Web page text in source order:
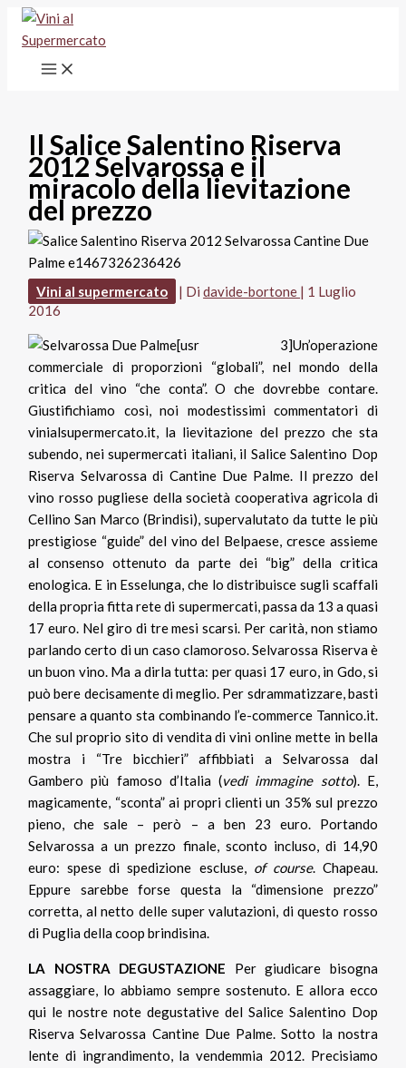
Vai
contenuto
Il Salice Salentino Riserva
2012 Selvarossa e il
miracolo della lievitazione
del prezzo
Vini al supermercato | Didavide-bortone | 1 Luglio
2016
[usr 3]Un’operazione
commerciale di proporzioni “globali”, nel mondo della
critica del vino “che conta”. O che dovrebbe contare.
Giustifichiamo così, noi modestissimi commentatori di
vinialsupermercato.it, la lievitazione del prezzo che sta
subendo, nei supermercati italiani, il Salice Salentino Dop
Riserva Selvarossa di Cantine Due Palme. Il prezzo del
vino rosso pugliese della società cooperativa agricola di
Cellino San Marco (Brindisi), supervalutato da tutte le più
prestigiose “guide” del vino del Belpaese, cresce assieme
al consenso ottenuto da parte dei “big” della critica
enologica. E in Esselunga, che lo distribuisce sugli scaffali
della propria fitta rete di supermercati, passa da 13 a quasi
17 euro. Nel giro di tre mesi scarsi. Per carità, non stiamo
parlando certo di un caso clamoroso. Selvarossa Riserva è
un buon vino. Ma a dirla tutta: per quasi 17 euro, in Gdo, si
può bere decisamente di meglio. Per sdrammatizzare, basti
pensare a quanto sta combinando l’e-commerce Tannico.it.
Che sul proprio sito di vendita di vini online mette in bella
mostra i “Tre bicchieri” affibbiati a Selvarossa dal
Gambero più famoso d’Italia (vedi immagine sotto). E,
magicamente, “sconta” ai propri clienti un 35% sul prezzo
pieno, che sale – però – a ben 23 euro. Portando
Selvarossa a un prezzo finale, sconto incluso, di 14,90
euro: spese di spedizione escluse, of course. Chapeau.
Eppure sarebbe forse questa la “dimensione prezzo”
corretta, al netto delle super valutazioni, di questo rosso
di Puglia della coop brindisina.
LA NOSTRA DEGUSTAZIONE Per giudicare bisogna
assaggiare, lo abbiamo sempre sostenuto. E allora ecco
qui le nostre note degustative del Salice Salentino Dop
Riserva Selvarossa Cantine Due Palme. Sotto la nostra
lente di ingrandimento, la vendemmia 2012. Precisiamo